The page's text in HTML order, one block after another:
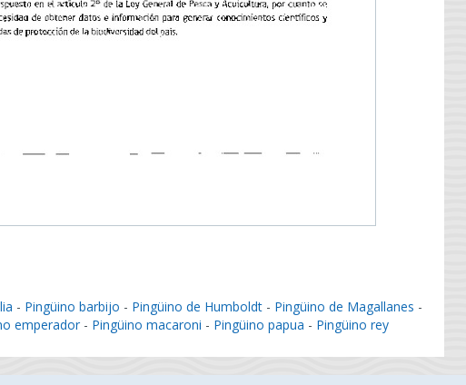
- Pingüino barbijo - Pingüino de Humboldt - Pingüino de Magallanes -
emperador - Pingüino macaroni - Pingüino papua - Pingüino rey